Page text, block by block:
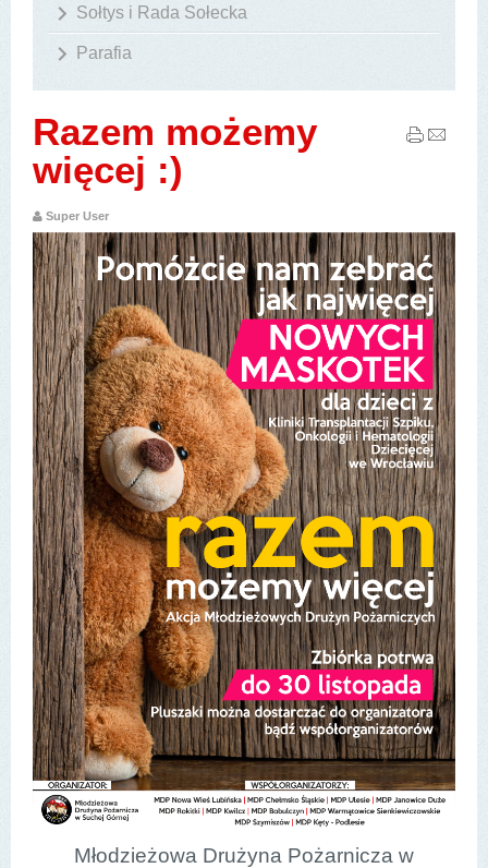
Sołtys i Rada Sołecka
Parafia
Razem możemy
więcej :)
Super User
Młodzieżowa Drużyna Pożarnicza w